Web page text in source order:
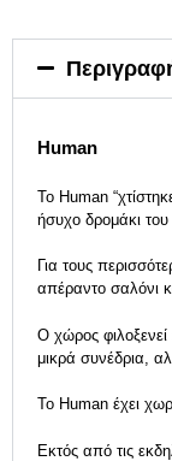
Human
Το Human
ήσυχο δρομάκι του
Για τους
απέραντο σαλόνι
Ο χώρος φιλοξενεί
μικρά συνέδρια,
Το Human έχει
Εκτός από τις